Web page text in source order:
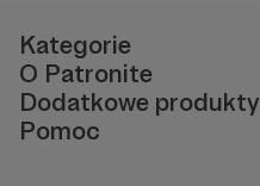
Kategorie
O Patronite
Dodatkowe produkty
Pomoc